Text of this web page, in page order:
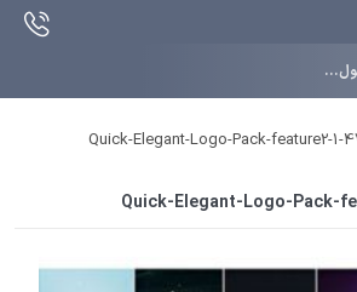
Quick-Elegant-Logo-Pack-feature2-1-
Quick-Elegant-Logo-Pack-